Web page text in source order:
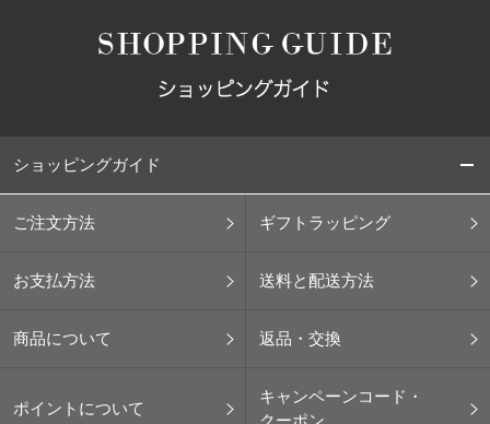
ショッピングガイド
ご注文方法 ギフトラッピング
お支払方法 送料と配送方法
商品について 返品・交換
ポイントについて
キャンペーンコード・
クーポン